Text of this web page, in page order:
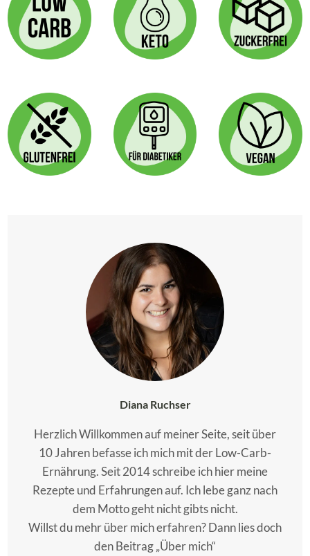
Diana Ruchser
Herzlich Willkommen auf meiner Seite, seit über
10 Jahren befasse ich mich mit der Low-Carb-
Ernährung. Seit 2014 schreibe ich hier meine
Rezepte und Erfahrungen auf. Ich lebe ganz nach
dem Motto geht nicht gibts nicht.
Willst du mehr über mich erfahren? Dann lies doch
den Beitrag „Über mich“